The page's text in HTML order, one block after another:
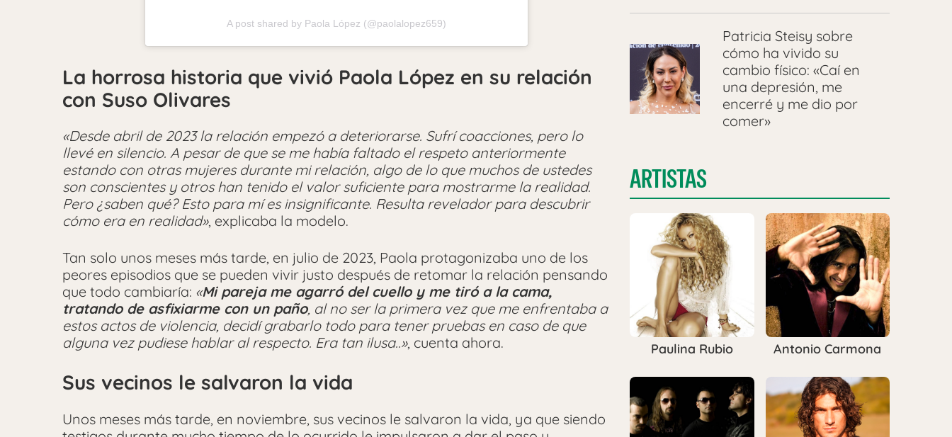
A post shared by Paola López (@paolalopez659)
La horrosa historia que vivió Paola López en su relación
con Suso Olivares
«Desde abril de 2023 la relación empezó a deteriorarse. Sufrí coacciones, pero lo
llevé en silencio. A pesar de que se me había faltado el respeto anteriormente
estando con otras mujeres durante mi relación, algo de lo que muchos de ustedes
son conscientes y otros han tenido el valor suficiente para mostrarme la realidad.
Pero ¿saben qué? Esto para mí es insignificante. Resulta revelador para descubrir
cómo era en realidad», explicaba la modelo.
Tan solo unos meses más tarde, en julio de 2023, Paola protagonizaba uno de los
peores episodios que se pueden vivir justo después de retomar la relación pensando
que todo cambiaría: «Mi pareja me agarró del cuello y me tiró a la cama,
tratando de asfixiarme con un paño, al no ser la primera vez que me enfrentaba a
estos actos de violencia, decidí grabarlo todo para tener pruebas en caso de que
alguna vez pudiese hablar al respecto. Era tan ilusa..», cuenta ahora.
Sus vecinos le salvaron la vida
Unos meses más tarde, en noviembre, sus vecinos le salvaron la vida, ya que siendo
Patricia Steisy sobre
cómo ha vivido su
cambio físico: «Caí en
una depresión, me
encerré y me dio por
comer»
ARTISTAS
Paulina Rubio Antonio Carmona